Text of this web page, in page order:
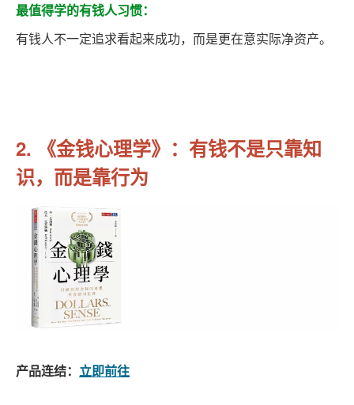
最值得学的有钱人习惯：
有钱人不一定追求看起来成功，而是更在意实际净资产。
2. 《金钱心理学》：有钱不是只靠知
识，而是靠行为
产品连结： 立即前往